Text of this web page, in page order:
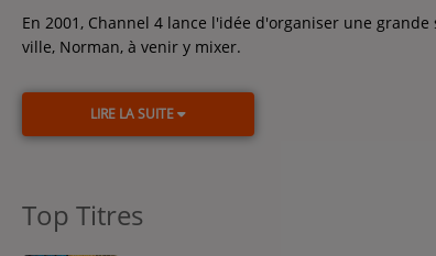
En 2001, Channel 4 lance l'idée d'organiser une
ville, Norman, à venir y mixer.
LIRE LA SUITE
Top Titres